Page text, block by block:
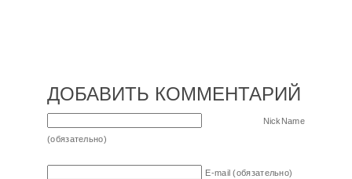
ДОБАВИТЬ КОММЕНТАРИЙ
NickName
(обязательно)
E-mail (обязательно)